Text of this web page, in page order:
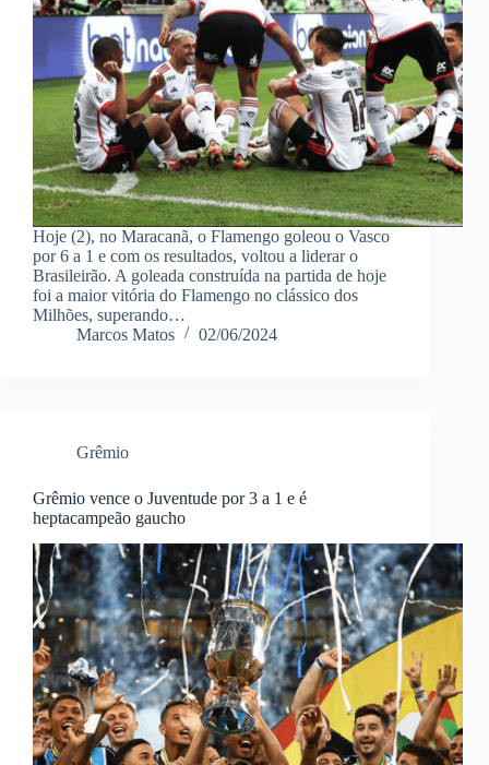
Hoje (2), no Maracanã, o Flamengo goleou o Vasco
por 6 a 1 e com os resultados, voltou a liderar o
Brasileirão. A goleada construída na partida de hoje
foi a maior vitória do Flamengo no clássico dos
Milhões, superando…
Marcos Matos
02/06/2024
Grêmio
Grêmio vence o Juventude por 3 a 1 e é
heptacampeão gaucho